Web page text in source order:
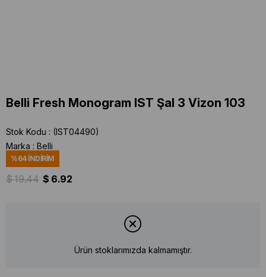
Belli Fresh Monogram IST Şal 3 Vizon 103
Stok Kodu
(IST04490)
Marka : Belli
%64İNDIRIM
$ 19.44 $ 6.92
Ürün stoklarımızda kalmamıştır.